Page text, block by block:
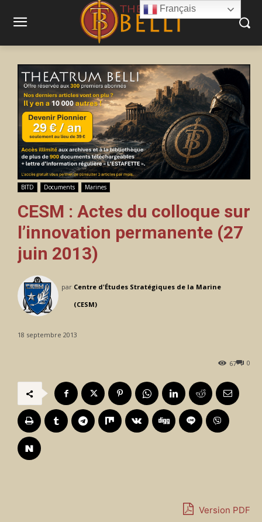
BITD Documents Marines
CESM : Actes du colloque sur
l’innovation permanente (27
juin 2013)
par Centre d'Études Stratégiques de la Marine
(CESM)
18 septembre 2013
0
67
Version PDF
Français